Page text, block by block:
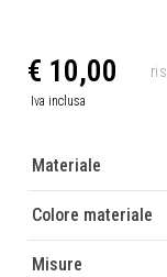
€ 10,00
Materiale
Colore materiale
Misure